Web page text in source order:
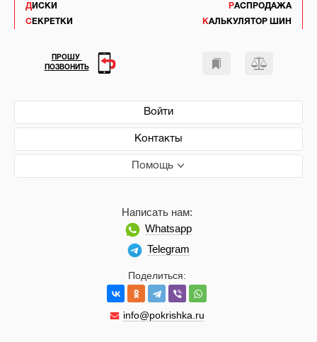
ДИСКИ
СЕКРЕТКИ
РАСПРОДАЖА
КАЛЬКУЛЯТОР ШИН
Войти
Контакты
Помощь
Поделиться:
info@pokrishka.ru
Написать нам:
Whatsapp
Telegram
ПРОШУ
ПОЗВОНИТЬ